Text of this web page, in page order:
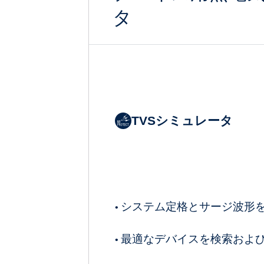
タ
TVSシミュレータ
• システム定格とサージ波形
•最適なデバイスを検索およ